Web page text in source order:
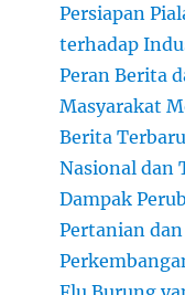
Persiapan
terhadap
Peran Berita
Masyarakat
Berita
Nasional dan
Dampak
Pertanian